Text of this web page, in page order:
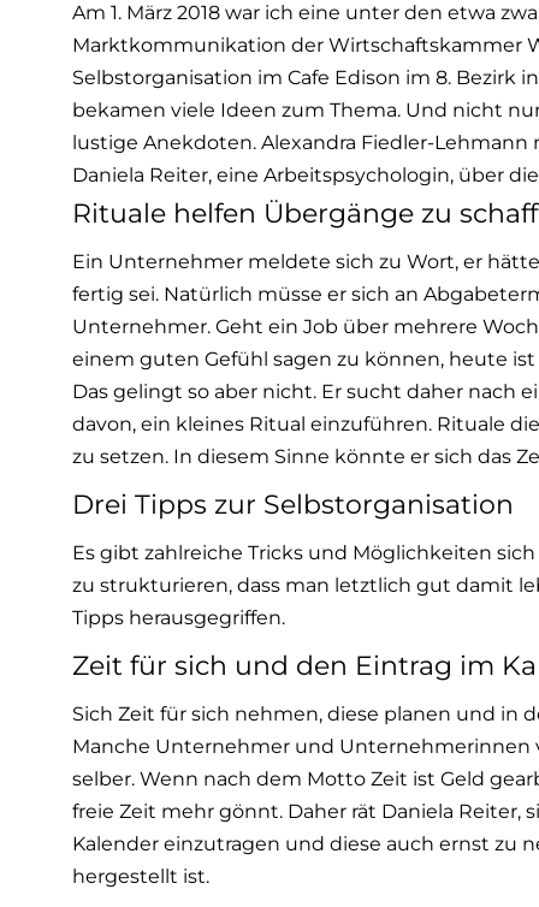
Am 1. März 2018 war ich eine unter den etwa
Marktkommunikation der Wirtschaftskammer
Selbstorganisation im Cafe Edison im 8.
bekamen viele Ideen zum Thema. Und nicht
lustige Anekdoten. Alexandra Fiedler-
Daniela Reiter, eine Arbeitspsychologin, über
Rituale helfen Übergänge zu
Ein Unternehmer meldete sich zu Wort, er
fertig sei. Natürlich müsse er sich an
Unternehmer. Geht ein Job über mehrere
einem guten Gefühl sagen zu können, heute
Das gelingt so aber nicht. Er sucht daher nach
davon, ein kleines Ritual einzuführen. Rituale
zu setzen. In diesem Sinne könnte er sich das
Drei Tipps zur Selbstorganisation
Es gibt zahlreiche Tricks und Möglichkeiten
zu strukturieren, dass man letztlich gut damit
Tipps herausgegriffen.
Zeit für sich und den Eintrag im
Sich Zeit für sich nehmen, diese planen und in
Manche Unternehmer und Unternehmerinnen
selber. Wenn nach dem Motto Zeit ist Geld
freie Zeit mehr gönnt. Daher rät Daniela Reiter,
Kalender einzutragen und diese auch ernst zu
hergestellt ist.